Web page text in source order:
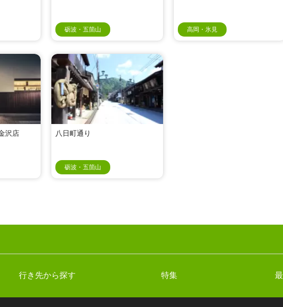
砺波・五箇山 高岡・氷見
沢店 八日町通り
砺波・五箇山
行き先から探す 特集